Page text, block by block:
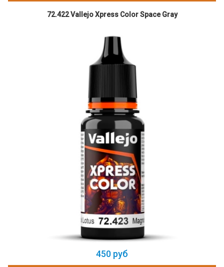
72.422 Vallejo Xpress Color Space Gray
450 руб